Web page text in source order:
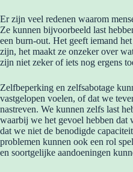
Er zijn veel redenen waarom
Ze kunnen bijvoorbeeld last
een burn-out. Het geeft iemand
zijn, het maakt ze onzeker over
zijn niet zeker of iets nog ergens
Zelfbeperking en zelfsabotage
vastgelopen voelen, of dat we
nastreven. We kunnen zelfs last
waarbij we het gevoel hebben dat
dat we niet de benodigde
problemen kunnen ook een rol
en soortgelijke aandoeningen